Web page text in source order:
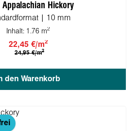
Appalachian Hickory
| 10 mm
Inhalt: 1.76 m2
22,45 €/m2
24,95 €/m2
den Warenkorb